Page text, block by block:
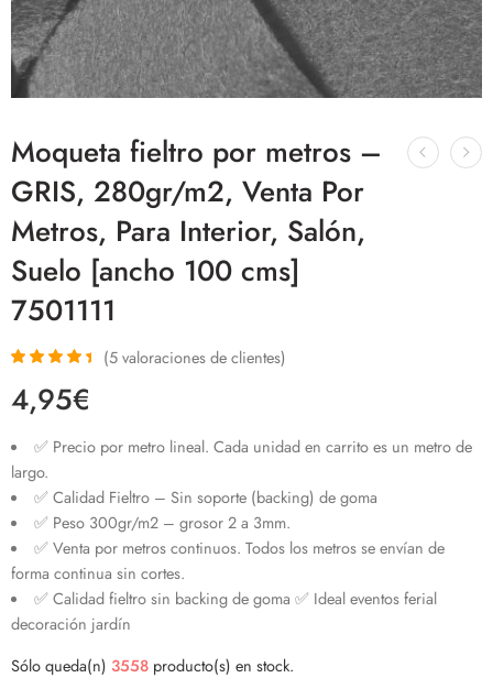
Moqueta fieltro por metros –
GRIS, 280gr/m2, Venta Por
Metros, Para Interior, Salón,
Suelo [ancho 100 cms]
7501111
con 4.60de
5 en base a
de clientes
(5valoraciones de clientes)
4,95€
✅ Precio por metro lineal. Cada unidad en carrito es un metro de
largo.
✅ Calidad Fieltro – Sin soporte (backing) de goma
✅ Peso 300gr/m2 – grosor 2 a 3mm.
✅ Venta por metros continuos. Todos los metros se envían de
forma continua sin cortes.
✅ Calidad fieltro sin backing de goma ✅ Ideal eventos ferial
decoración jardín
Sólo queda(n) 3558 producto(s) en stock.